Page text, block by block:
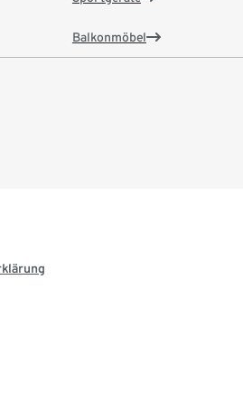
Balkonmöbel